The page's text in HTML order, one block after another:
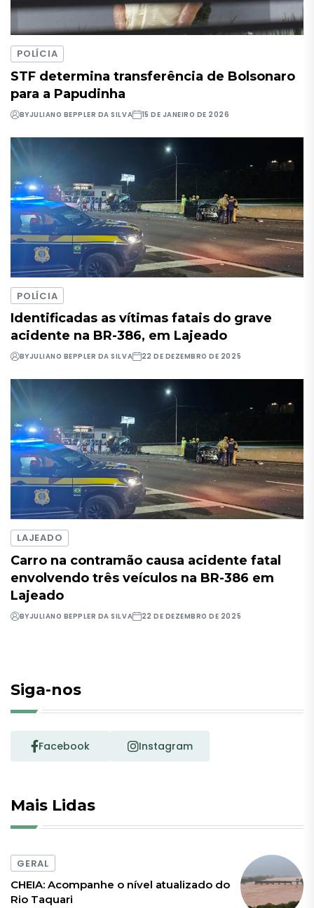
POLÍCIA
STF determina transferência de Bolsonaro
para a Papudinha
BYJULIANO BEPPLER DA SILVA 15 DE JANEIRO DE 2026
POLÍCIA
Identificadas as vítimas fatais do grave
acidente na BR-386, em Lajeado
BYJULIANO BEPPLER DA SILVA 22 DE DEZEMBRO DE 2025
LAJEADO
Carro na contramão causa acidente fatal
envolvendo três veículos na BR-386 em
Lajeado
BYJULIANO BEPPLER DA SILVA 22 DE DEZEMBRO DE 2025
Siga-nos
Facebook Instagram
Mais Lidas
GERAL
CHEIA: Acompanhe o nível atualizado do
Rio Taquari